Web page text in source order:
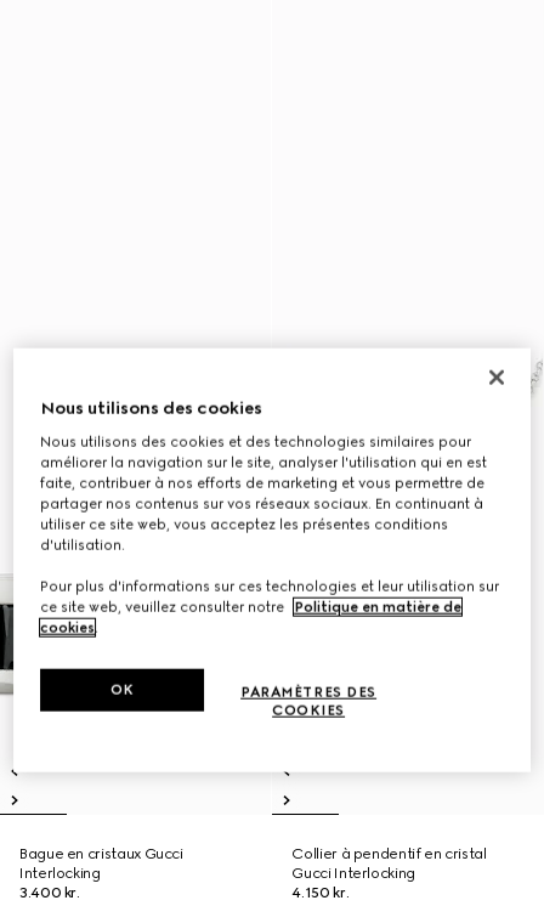
Bague en cristaux Gucci
Interlocking
3.400 kr.
Collier à pendentif en cristal
Gucci Interlocking
4.150 kr.
Nous utilisons des cookies
Nous utilisons des cookies et des technologies similaires pour
améliorer la navigation sur le site, analyser l'utilisation qui en est
faite, contribuer à nos efforts de marketing et vous permettre de
partager nos contenus sur vos réseaux sociaux. En continuant à
utiliser ce site web, vous acceptez les présentes conditions
d'utilisation.
Pour plus d'informations sur ces technologies et leur utilisation sur
ce site web, veuillez consulter notre
Politique en matière de
cookies.
PARAMÈTRES DES
COOKIES
OK